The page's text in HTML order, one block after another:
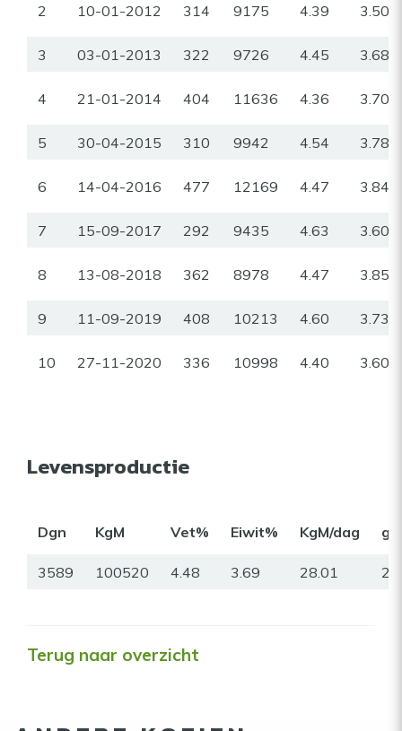
2 10-01-2012 314 9175 4.39 3.50
3 03-01-2013 322 9726 4.45 3.68
4 21-01-2014 404 11636 4.36 3.70
5 30-04-2015 310 9942 4.54 3.78
6 14-04-2016 477 12169 4.47 3.84
7 15-09-2017 292 9435 4.63 3.60
8 13-08-2018 362 8978 4.47 3.85
9 11-09-2019 408 10213 4.60 3.73
10 27-11-2020 336 10998 4.40 3.60
Levensproductie
Dgn KgM Vet% Eiwit% KgM/dag gr
3589 100520 4.48 3.69 28.01
Terug naar overzicht